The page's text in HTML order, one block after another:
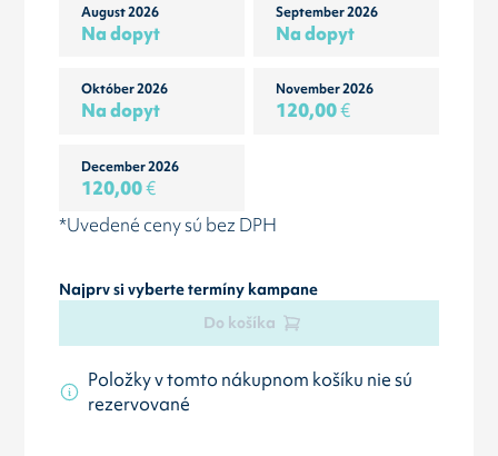
August 2026
Na dopyt
September 2026
Na dopyt
Október 2026
Na dopyt
November 2026
120,00€
December 2026
120,00€
*Uvedené ceny sú bez DPH
Najprv si vyberte termíny kampane
Do košíka
Položky v tomto nákupnom košíku nie sú
rezervované